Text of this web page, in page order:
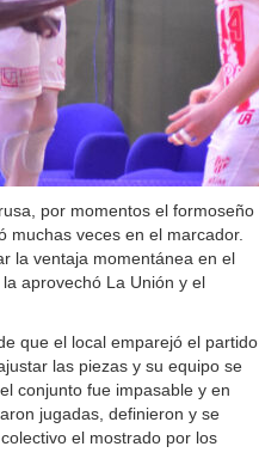
por momentos el formoseño
muchas veces en el marcador.
la ventaja momentánea en el
aprovechó La Unión y el
que el local emparejó el partido
las piezas y su equipo se
conjunto fue impasable y en
jugadas, definieron y se
el mostrado por los